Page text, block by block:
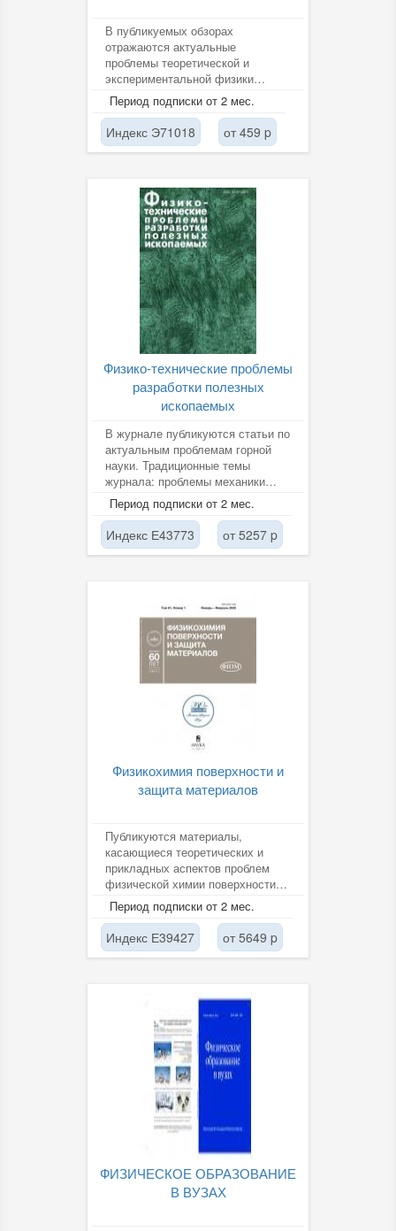
В публикуемых обзорах
отражаются актуальные
проблемы теоретической и
экспериментальной физики
элементарных частиц и атомного
ядра, физики...
Период подписки от 2 мес.
Индекс Э71018 от 459 p
Физико-технические проблемы
разработки полезных
ископаемых
В журнале публикуются статьи по
актуальным проблемам горной
науки. Традиционные темы
журнала: проблемы механики
горных пород и массивов,
возникающие...
Период подписки от 2 мес.
Индекс Е43773 от 5257 p
Физикохимия поверхности и
защита материалов
Публикуются материалы,
касающиеся теоретических и
прикладных аспектов проблем
физической химии поверхности
материалов, а также защиты
различных...
Период подписки от 2 мес.
Индекс Е39427 от 5649 p
ФИЗИЧЕСКОЕ ОБРАЗОВАНИЕ
В ВУЗАХ